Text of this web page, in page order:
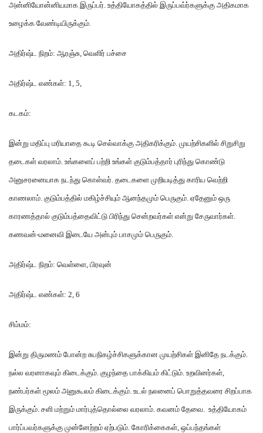
அன்னியோன்னியமாக இருப்பர். உத்தியோகத்தில் இருப்பவ்ர்களுக்கு அதிகமாக
உழைக்க வேண்டியிருக்கும்.
அதிர்ஷ்ட நிறம்: ஆரஞ்சு, வெளிர் பச்சை
அதிர்ஷ்ட எண்கள்: 1, 5,
கடகம்:
இன்று மதிப்பு மரியாதை கூடி செல்வாக்கு அதிகரிக்கும். முயற்சிகளில் சிறுசிறு
தடைகள் வரலாம். உங்களைப் பற்றி உங்கள் குடும்பத்தார் புரிந்து கொண்டு
அனுசரனையாக நடந்து கொள்வர். தடைகளை முறியடித்து காரிய வெற்றி
காணலாம். குடும்பத்தில் மகிழ்ச்சியும் ஆனந்தமும் பெருகும். ஏதேனும் ஒரு
காரணத்தால் குடும்பத்தைவிட்டு பிரிந்து சென்றவர்கள் என்று சேருவார்கள்.
கணவன்-மனைவி இடையே அன்பும் பாசமும் பெருகும்.
அதிர்ஷ்ட நிறம்: வெள்ளை, பிரவுன்
அதிர்ஷ்ட எண்கள்: 2, 6
சிம்மம்:
இன்று திருமணம் போன்ற சுபநிகழ்ச்சிகளுக்கான முயற்சிகள் இனிதே நடக்கும்.
நல்ல வரனாகவும் கிடைக்கும். குழந்தை பாக்கியம் கிட்டும். உறவினர்கள்,
நண்பர்கள் மூலம் அனுகூலம் கிடைக்கும். உடல் நலனைப் பொறுத்தவரை சிறப்பாக
இருக்கும். சளி மற்றும் மார்புத்தொல்லை வரலாம். கவனம் தேவை. உத்தியோகம்
பார்ப்பவர்களுக்கு முன்னேற்றம் ஏற்படும். கோரிக்கைகள், ஒப்பந்தங்கள்